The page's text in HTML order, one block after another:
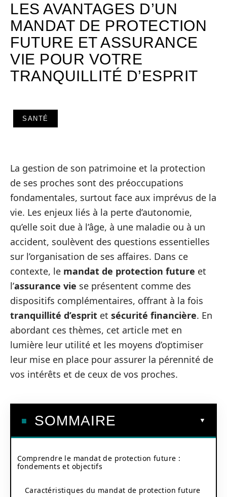
LES AVANTAGES D’UN
MANDAT DE PROTECTION
FUTURE ET ASSURANCE
VIE POUR VOTRE
TRANQUILLITÉ D’ESPRIT
SANTÉ
La gestion de son patrimoine et la protection
de ses proches sont des préoccupations
fondamentales, surtout face aux imprévus de la
vie. Les enjeux liés à la perte d’autonomie,
qu’elle soit due à l’âge, à une maladie ou à un
accident, soulèvent des questions essentielles
sur l’organisation de ses affaires. Dans ce
contexte, le mandat de protection future et
l’assurance vie se présentent comme des
dispositifs complémentaires, offrant à la fois
tranquillité d’esprit et sécurité financière. En
abordant ces thèmes, cet article met en
lumière leur utilité et les moyens d’optimiser
leur mise en place pour assurer la pérennité de
vos intérêts et de ceux de vos proches.
SOMMAIRE
Comprendre le mandat de protection future :
fondements et objectifs
Caractéristiques du mandat de protection future